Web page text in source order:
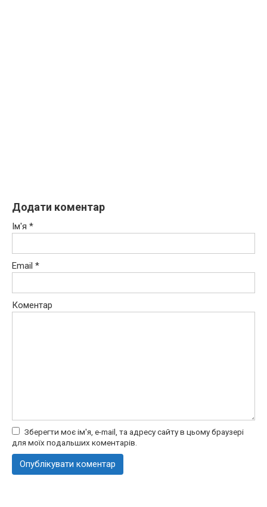
Додати коментар
Ім'я *
Email *
Коментар
Зберегти моє ім'я, e-mail, та адресу сайту в цьому браузері
для моїх подальших коментарів.